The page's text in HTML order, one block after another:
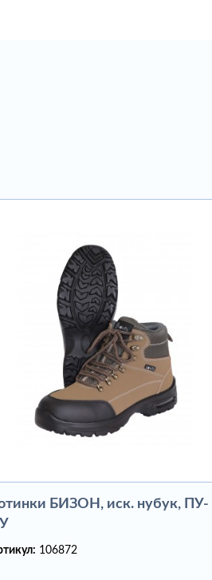
БИЗОН, иск. нубук, ПУ-
106872